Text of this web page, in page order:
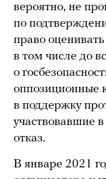
вероятно, не
по
право
в том числе до
о
оппозиционные
в поддержку
участвовавшие
отказ.
В январе 2021